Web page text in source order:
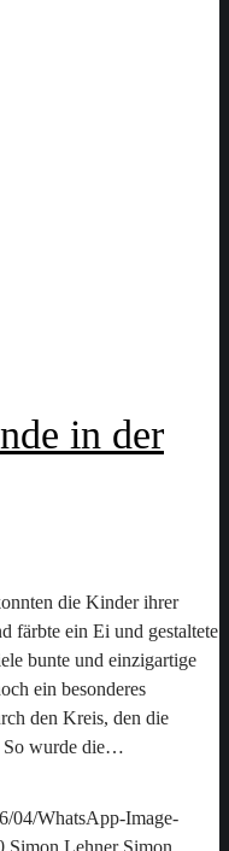
in der
die Kinder ihrer
färbte ein Ei und gestaltete
bunte und einzigartige
ein besonderes
den Kreis, den die
So wurde die…
04/WhatsApp-Image-
Simon Lehner Simon